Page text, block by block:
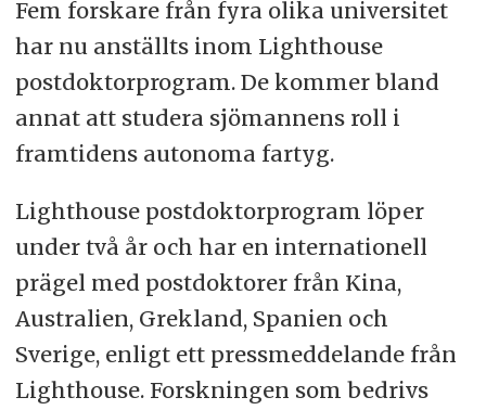
Fem forskare från fyra olika universitet
har nu anställts inom Lighthouse
postdoktorprogram. De kommer bland
annat att studera sjömannens roll i
framtidens autonoma fartyg.
Lighthouse postdoktorprogram löper
under två år och har en internationell
prägel med postdoktorer från Kina,
Australien, Grekland, Spanien och
Sverige, enligt ett pressmeddelande från
Lighthouse. Forskningen som bedrivs